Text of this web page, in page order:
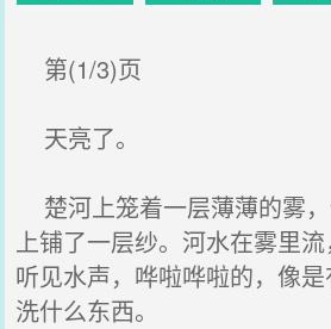
第(1/3)页
天亮了。
楚河上笼着一层薄薄的雾
上铺了一层纱。河水在雾里
听见水声，哗啦哗啦的，像
洗什么东西。